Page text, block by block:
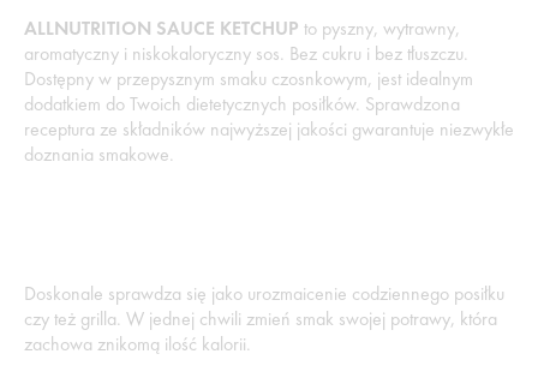
ALLNUTRITION SAUCE KETCHUP to pyszny, wytrawny,
aromatyczny i niskokaloryczny sos. Bez cukru i bez tłuszczu.
Dostępny w przepysznym smaku czosnkowym, jest idealnym
dodatkiem do Twoich dietetycznych posiłków. Sprawdzona
receptura ze składników najwyższej jakości gwarantuje niezwykłe
doznania smakowe.
Doskonale sprawdza się jako urozmaicenie codziennego posiłku
czy też grilla. W jednej chwili zmień smak swojej potrawy, która
zachowa znikomą ilość kalorii.